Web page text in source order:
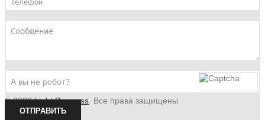
ОТПРАВИТЬ
© 2026Light Progress . Все права защищены